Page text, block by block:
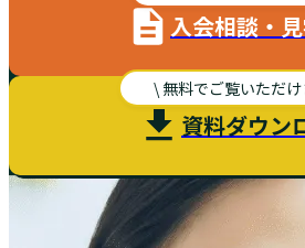
入会相談・
\ 無料でご覧いただ
資料ダウン